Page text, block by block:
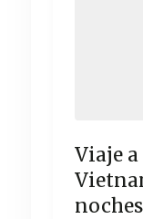
Viaje
noches